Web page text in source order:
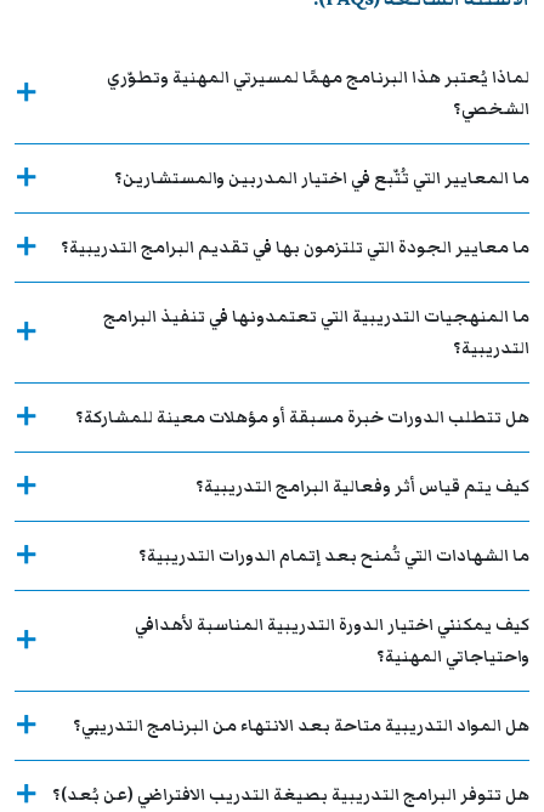
لماذا يُعتبر هذا البرنامج مهمًا لمسيرتي المهنية وتطوّري
الشخصي؟
ما المعايير التي تُتّبع في اختيار المدربين والمستشارين؟
ما معايير الجودة التي تلتزمون بها في تقديم البرامج التدريبية؟
ما المنهجيات التدريبية التي تعتمدونها في تنفيذ البرامج
التدريبية؟
هل تتطلب الدورات خبرة مسبقة أو مؤهلات معينة للمشاركة؟
كيف يتم قياس أثر وفعالية البرامج التدريبية؟
ما الشهادات التي تُمنح بعد إتمام الدورات التدريبية؟
كيف يمكنني اختيار الدورة التدريبية المناسبة لأهدافي
واحتياجاتي المهنية؟
هل المواد التدريبية متاحة بعد الانتهاء من البرنامج التدريبي؟
هل تتوفر البرامج التدريبية بصيغة التدريب الافتراضي (عن بُعد)؟